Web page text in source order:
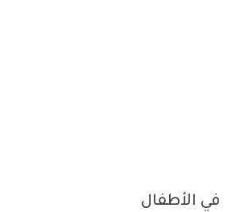
في الأطفال